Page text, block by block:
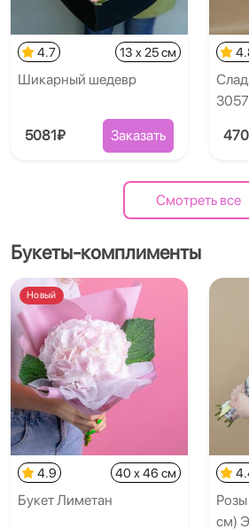
4.7 13 x 25 см
Шикарный шедевр
5081₽ Заказать
Смотреть все
Букеты-комплименты
Новый
4.9 40 x 46 см
Букет Лиметан
см)